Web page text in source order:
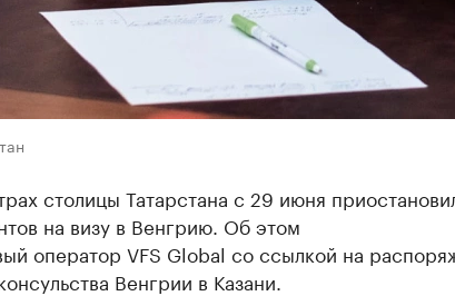
столицы Татарстана с 29 июня
на визу в Венгрию. Об этом
оператор VFS Global со ссылкой на
Венгрии в Казани.